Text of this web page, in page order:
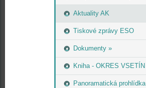
Aktuality AK
Tiskové zprávy ESO
Dokumenty »
Kniha - OKRES VSETÍN
Panoramatická prohlídka